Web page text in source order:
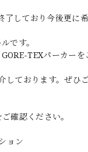
しており今後更に
です。
TEXパーカー
ております。ぜひ
確認ください。
ョン